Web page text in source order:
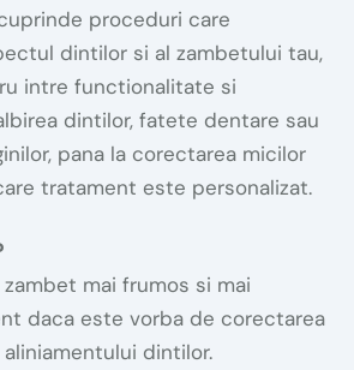
proceduri care
dintilor si al zambetului tau,
intre functionalitate si
dintilor, fatete dentare sau
pana la corectarea micilor
tratament este personalizat.
mai frumos si mai
daca este vorba de corectarea
dintilor.